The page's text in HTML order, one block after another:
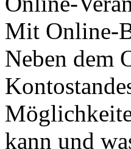
Mit Online-
Neben dem
kann und